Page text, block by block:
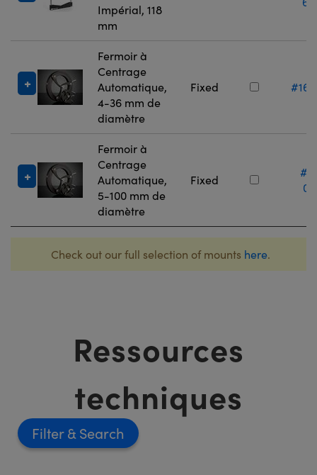
Impérial, 118
mm
Fermoir à
Centrage
Automatique,
4-36 mm de
diamètre
Fixed #16-
Fermoir à
Centrage
Automatique,
5-100 mm de
diamètre
Fixed
Check out our full selection of mounts here.
Ressources
techniques
Filter